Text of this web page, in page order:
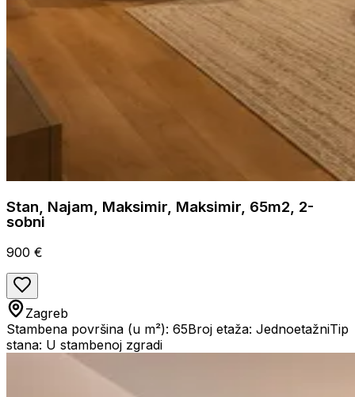
Stan, Najam, Maksimir, Maksimir, 65m2, 2-
sobni
900 €
Zagreb
Stambena površina (u m²): 65Broj etaža: JednoetažniTip
stana: U stambenoj zgradi